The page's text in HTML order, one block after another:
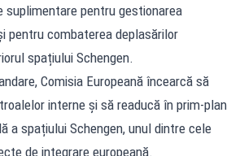
suplimentare pentru gestionarea
pentru combaterea deplasărilor
spațiului Schengen.
Comisia Europeană încearcă să
interne și să readucă în prim-plan
a spațiului Schengen, unul dintre cele
de integrare europeană.